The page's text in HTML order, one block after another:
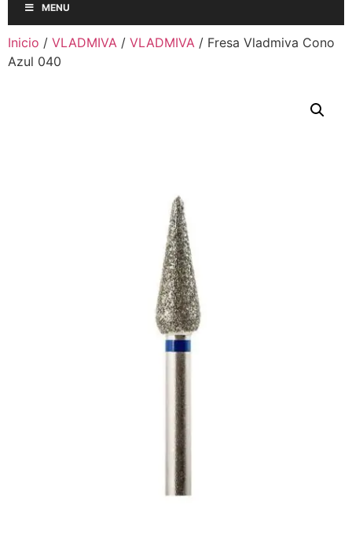
MENU
Inicio / VLADMIVA / VLADMIVA / Fresa Vladmiva Cono
Azul 040